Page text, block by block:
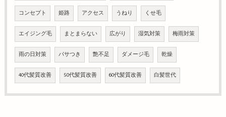
コンセプト 姫路 アクセス うねり くせ毛
エイジング毛 まとまらない 広がり 湿気対策 梅雨対策
雨の日対策 パサつき 艶不足 ダメージ毛 乾燥
40代髪質改善 50代髪質改善 60代髪質改善 白髪世代